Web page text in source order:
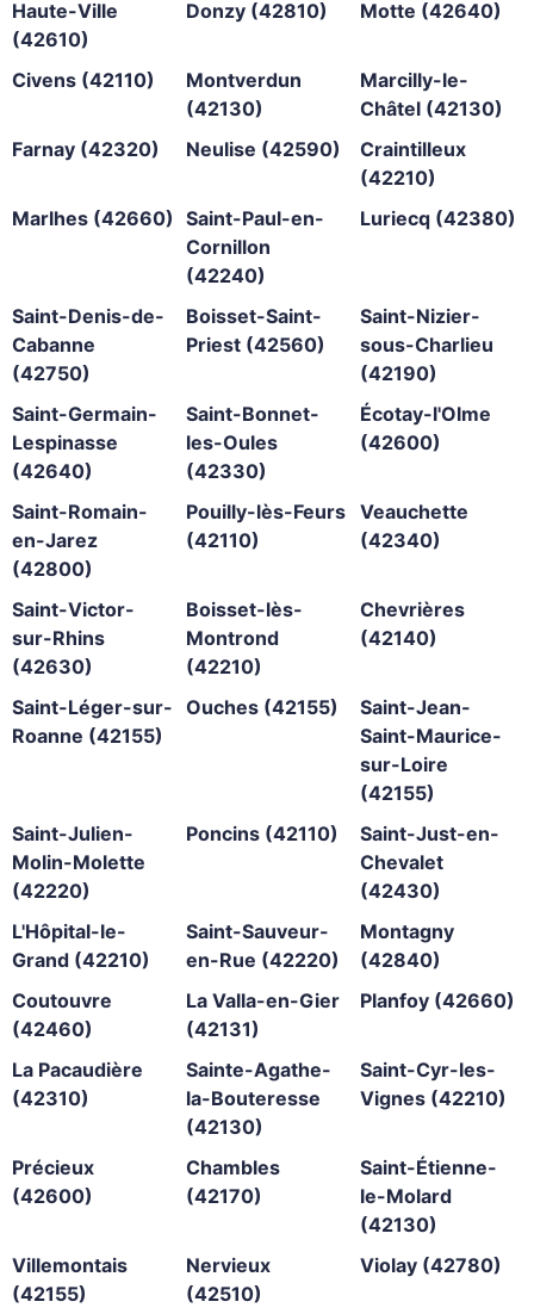
Haute-Ville
(42610)
Donzy (42810)
Motte (42640)
Civens (42110)
Montverdun
(42130)
Marcilly-le-
Châtel (42130)
Farnay (42320)
Neulise (42590)
Craintilleux
(42210)
Marlhes (42660) Saint-Paul-en-
Cornillon
(42240)
Luriecq (42380)
Saint-Denis-de-
Cabanne
(42750)
Boisset-Saint-
Priest (42560)
Saint-Nizier-
sous-Charlieu
(42190)
Saint-Germain-
Lespinasse
(42640)
Saint-Bonnet-
les-Oules
(42330)
Écotay-l'Olme
(42600)
Saint-Romain-
en-Jarez
(42800)
Pouilly-lès-Feurs
(42110)
Veauchette
(42340)
Saint-Victor-
sur-Rhins
(42630)
Boisset-lès-
Montrond
(42210)
Chevrières
(42140)
Saint-Léger-sur-
Roanne (42155)
Ouches (42155)
Saint-Jean-
Saint-Maurice-
sur-Loire
(42155)
Saint-Julien-
Molin-Molette
(42220)
Poncins (42110)
Saint-Just-en-
Chevalet
(42430)
L'Hôpital-le-
Grand (42210)
Saint-Sauveur-
en-Rue (42220)
Montagny
(42840)
Coutouvre
(42460)
La Valla-en-Gier
(42131)
Planfoy (42660)
La Pacaudière
(42310)
Sainte-Agathe-
la-Bouteresse
(42130)
Saint-Cyr-les-
Vignes (42210)
Précieux
(42600)
Chambles
(42170)
Saint-Étienne-
le-Molard
(42130)
Villemontais
(42155)
Nervieux
(42510)
Violay (42780)